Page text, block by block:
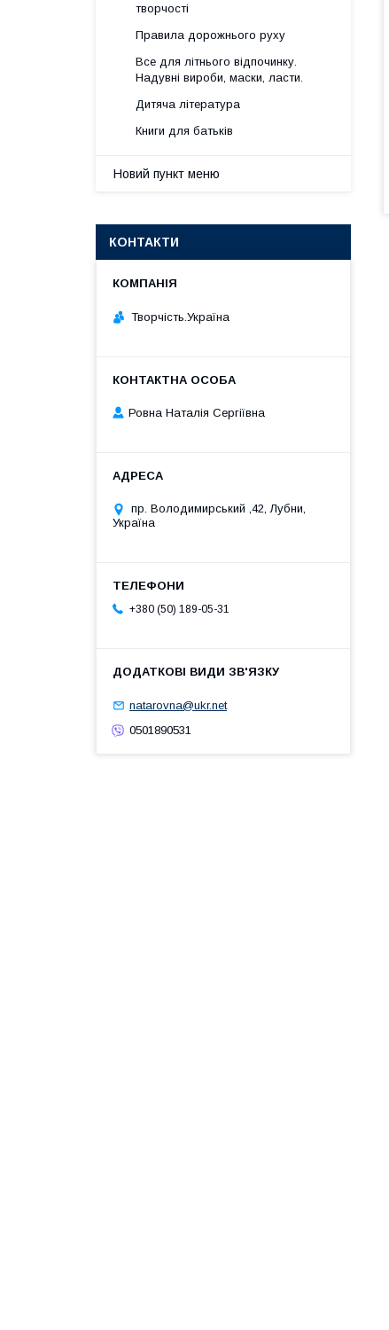
творчості
Правила дорожнього руху
Все для літнього відпочинку.
Надувні вироби, маски, ласти.
Дитяча література
Книги для батьків
Новий пункт меню
КОНТАКТИ
Творчість.Україна
Ровна Наталія Сергіївна
пр. Володимирський ,42, Лубни,
Україна
+380 (50) 189-05-31
natarovna@ukr.net
0501890531